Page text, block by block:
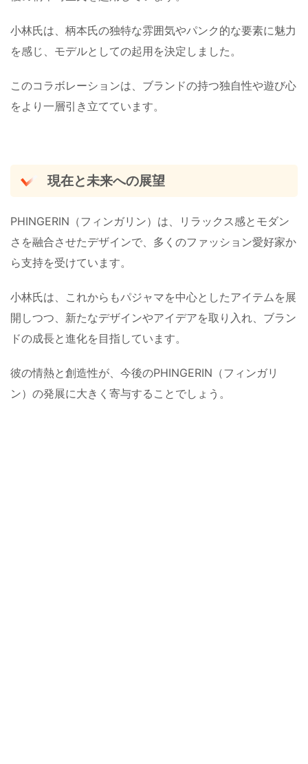
小林氏は、柄本氏の独特な雰囲気やパンク的な要素に魅力
を感じ、モデルとしての起用を決定しました。
このコラボレーションは、ブランドの持つ独自性や遊び心
をより一層引き立てています。
現在と未来への展望
PHINGERIN（フィンガリン）は、リラックス感とモダン
さを融合させたデザインで、多くのファッション愛好家か
ら支持を受けています。
小林氏は、これからもパジャマを中心としたアイテムを展
開しつつ、新たなデザインやアイデアを取り入れ、ブラン
ドの成長と進化を目指しています。
彼の情熱と創造性が、今後のPHINGERIN（フィンガリ
ン）の発展に大きく寄与することでしょう。